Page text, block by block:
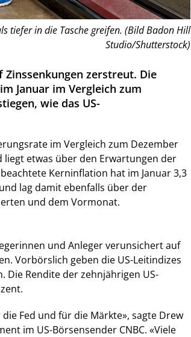
tiefer in die Tasche greifen. (Bild Badon Hill
Studio/Shutterstock)
Zinssenkungen zerstreut. Die
Januar im Vergleich zum
wie das US-
im Vergleich zum Dezember
liegt etwas über den Erwartungen der
Kerninflation hat im Januar 3,3
lag damit ebenfalls über der
und dem Vormonat.
und Anleger verunsichert auf
Vorbörslich geben die US-Leitindizes
Die Rendite der zehnjährigen US-
Fed und für die Märkte», sagte Drew
im US-Börsensender CNBC. «Viele